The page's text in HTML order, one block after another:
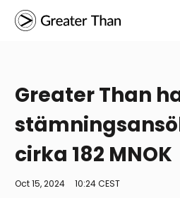
Greater Than
cirka 182 MNOK
Oct 15, 2024 10:24 CEST